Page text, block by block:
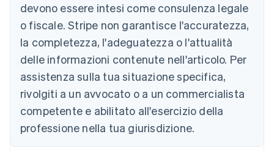
devono essere intesi come consulenza legale
o fiscale. Stripe non garantisce l'accuratezza,
la completezza, l'adeguatezza o l'attualità
delle informazioni contenute nell'articolo. Per
assistenza sulla tua situazione specifica,
rivolgiti a un avvocato o a un commercialista
competente e abilitato all'esercizio della
professione nella tua giurisdizione.
Bulgaria
English
Canada
English Français
Cina continentale
简体中文English
English
Croazia
English
Danimarca
English